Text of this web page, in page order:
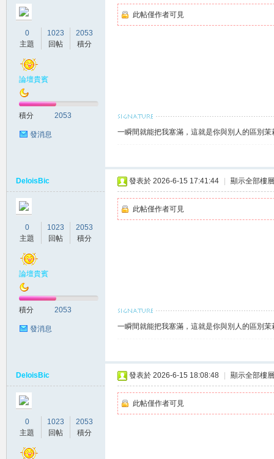
0
主題
1023
回帖
2053
積分
論壇貴賓
積分 2053
發消息
此帖僅作者可見
一瞬間就能把我塞滿，這就是你與別人的區別茉
DeloisBic
0
主題
1023
回帖
2053
積分
論壇貴賓
積分 2053
發消息
發表於 2026-6-15 17:41:44 顯示全部樓層
此帖僅作者可見
一瞬間就能把我塞滿，這就是你與別人的區別茉
DeloisBic
0
主題
1023
回帖
2053
積分
發表於 2026-6-15 18:08:48 顯示全部樓層
此帖僅作者可見